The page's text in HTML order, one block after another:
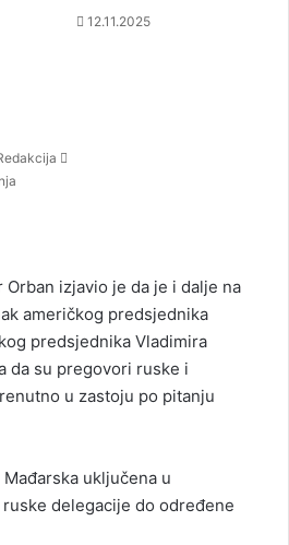
12.11.2025
Orban izjavio je da je i dalje na
američkog predsjednika
predsjednika Vladimira
da su pregovori ruske i
u zastoju po pitanju
uključena u
delegacije do određene